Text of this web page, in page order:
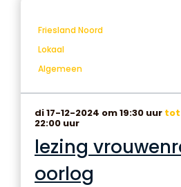
Friesland Noord
Lokaal
Algemeen
di 17-12-2024 om 19:30 uur tot
22:00 uur
lezing
oorlog